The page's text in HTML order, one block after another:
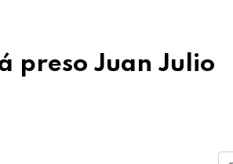
preso Juan Julio